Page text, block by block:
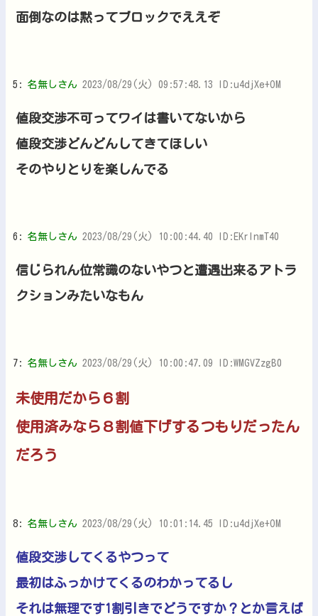
面倒なのは黙ってブロックでええぞ
5: 名無しさん 2023/08/29(火) 09:57:48.13 ID:u4djXe+OM
値段交渉不可ってワイは書いてないから
値段交渉どんどんしてきてほしい
そのやりとりを楽しんでる
6: 名無しさん 2023/08/29(火) 10:00:44.40 ID:EKrInmT40
信じられん位常識のないやつと遭遇出来るアトラ
クションみたいなもん
7: 名無しさん 2023/08/29(火) 10:00:47.09 ID:WMGVZzgB0
未使用だから６割
使用済みなら８割値下げするつもりだったん
だろう
8: 名無しさん 2023/08/29(火) 10:01:14.45 ID:u4djXe+OM
値段交渉してくるやつって
最初はふっかけてくるのわかってるし
それは無理です1割引きでどうですか？とか言えば